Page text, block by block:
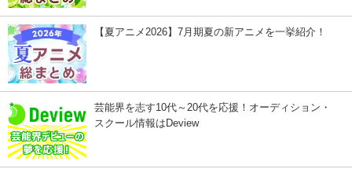
【夏アニメ2026】7月期夏の新アニメを一挙紹介！
芸能界を志す10代～20代を応援！オーディション・
スクール情報はDeview